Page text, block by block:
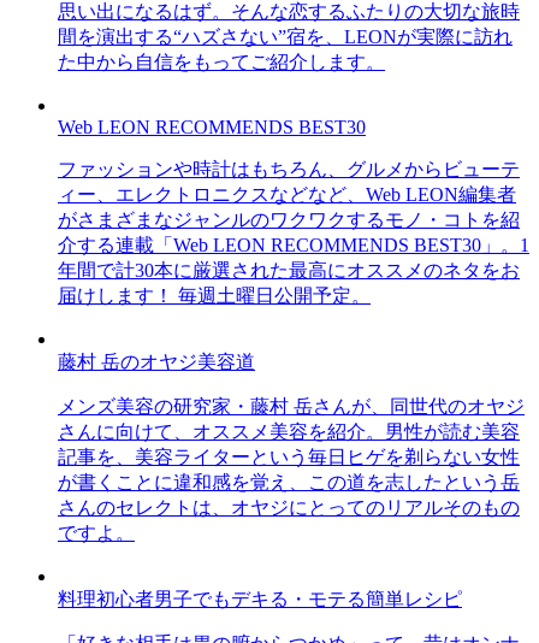
思い出になるはず。そんな恋するふたりの大切な旅時
間を演出する“ハズさない”宿を、LEONが実際に訪れ
た中から自信をもってご紹介します。
Web LEON RECOMMENDS BEST30
ファッションや時計はもちろん、グルメからビューテ
ィー、エレクトロニクスなどなど、Web LEON編集者
がさまざまなジャンルのワクワクするモノ・コトを紹
介する連載「Web LEON RECOMMENDS BEST30」。1
年間で計30本に厳選された最高にオススメのネタをお
届けします！ 毎週土曜日公開予定。
藤村 岳のオヤジ美容道
メンズ美容の研究家・藤村 岳さんが、同世代のオヤジ
さんに向けて、オススメ美容を紹介。男性が読む美容
記事を、美容ライターという毎日ヒゲを剃らない女性
が書くことに違和感を覚え、この道を志したという岳
さんのセレクトは、オヤジにとってのリアルそのもの
ですよ。
料理初心者男子でもデキる・モテる簡単レシピ